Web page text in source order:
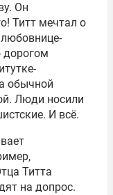
Он
Титт мечтал о
дорогом
обычной
Люди носили
И всё.
Титта
на допрос.